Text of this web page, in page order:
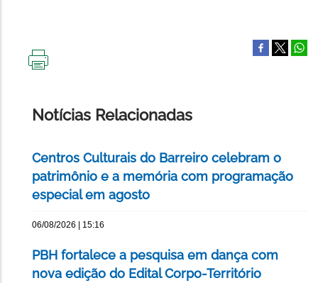
Notícias Relacionadas
Centros Culturais do Barreiro celebram o
patrimônio e a memória com programação
especial em agosto
06/08/2026 | 15:16
PBH fortalece a pesquisa em dança com
nova edição do Edital Corpo-Território